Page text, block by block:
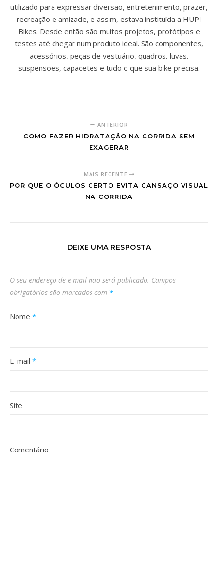
utilizado para expressar diversão, entretenimento, prazer,
recreação e amizade, e assim, estava instituída a HUPI
Bikes. Desde então são muitos projetos, protótipos e
testes até chegar num produto ideal. São componentes,
acessórios, peças de vestuário, quadros, luvas,
suspensões, capacetes e tudo o que sua bike precisa.
ANTERIOR
COMO FAZER HIDRATAÇÃO NA CORRIDA SEM
EXAGERAR
MAIS RECENTE
POR QUE O ÓCULOS CERTO EVITA CANSAÇO VISUAL
NA CORRIDA
DEIXE UMA RESPOSTA
O seu endereço de e-mail não será publicado. Campos
obrigatórios são marcados com *
Nome *
E-mail *
Site
Comentário